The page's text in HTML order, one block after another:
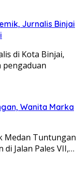
Jurnalis Binjai
di Kota Binjai,
pengaduan
Wanita Marka
Medan Tuntungan
Jalan Pales VII,…